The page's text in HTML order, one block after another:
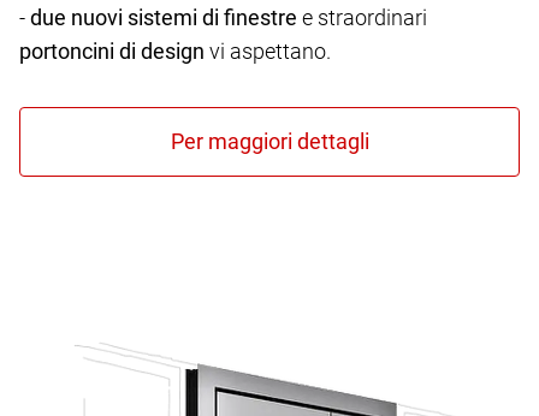
-due nuovi sistemi di finestre e straordinari
portoncini di design vi aspettano.